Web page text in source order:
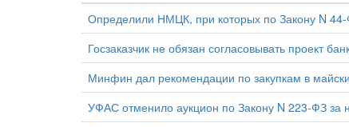
Определили НМЦК, при которых по Закону N
Госзаказчик не обязан согласовывать проект
Минфин дал рекомендации по закупкам в
УФАС отменило аукцион по Закону N 223-ФЗ за